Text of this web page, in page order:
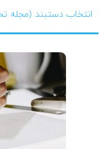
انتخاب دستبند